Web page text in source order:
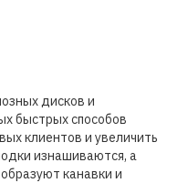
дисков и
быстрых способов
клиентов и увеличить
изнашиваются, а
канавки и